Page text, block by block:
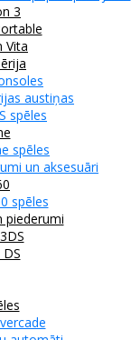
3
Vita
austiņas
spēles
spēles
un aksesuāri
spēles
piederumi